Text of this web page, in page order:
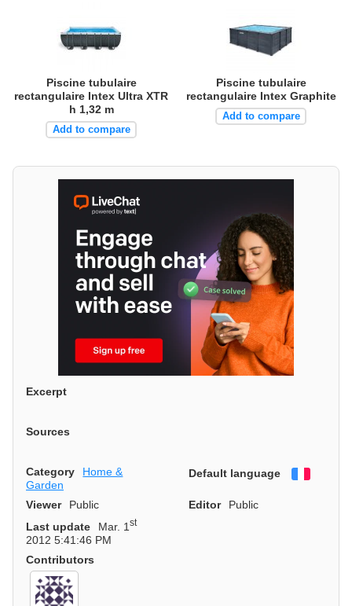
Piscine tubulaire
rectangulaire Intex Ultra XTR
h 1,32 m
Add to compare
Piscine tubulaire
rectangulaire Intex Graphite
Add to compare
Excerpt
Sources
Category
Home &
Garden
Default language
Viewer Public Editor
Public
Last update
Mar. 1st
2012 5:41:46 PM
Contributors